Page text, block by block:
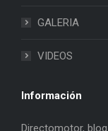
GALERIA
VIDEOS
Información
Directomotor,